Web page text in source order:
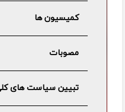
کمیسیون ها
مصوبات
تبیین سیاست های